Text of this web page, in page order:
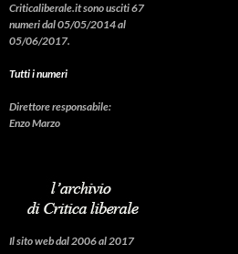
Criticaliberale.it sono usciti 67
numeri dal 05/05/2014 al
05/06/2017.
Tutti i numeri
Direttore responsabile:
Enzo Marzo
Il sito web dal 2006 al 2017